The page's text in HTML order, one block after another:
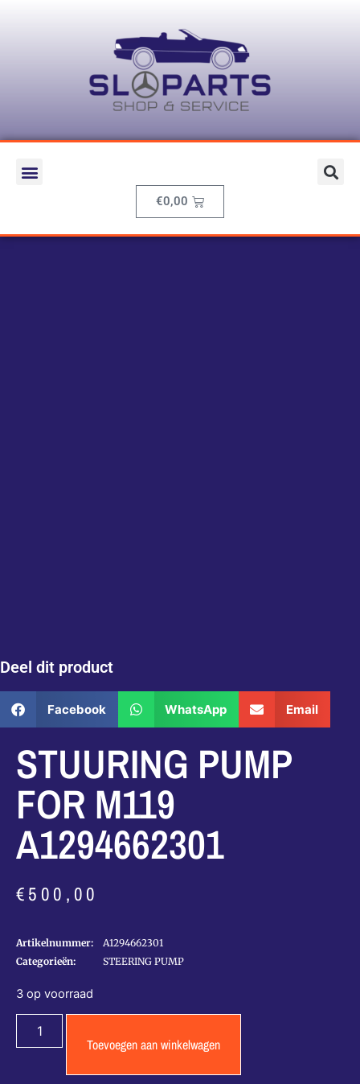
€0,00
Deel dit product
Facebook WhatsApp Email
STUURING PUMP
FOR M119
A1294662301
€500,00
Artikelnummer:
A1294662301
Categorieën:
STEERING PUMP
3 op voorraad
Toevoegen aan winkelwagen